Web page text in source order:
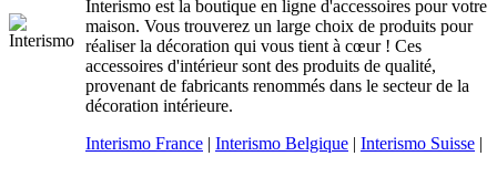
Interismo est la boutique en ligne d'accessoires pour votre
maison. Vous trouverez un large choix de produits pour
réaliser la décoration qui vous tient à cœur ! Ces
accessoires d'intérieur sont des produits de qualité,
provenant de fabricants renommés dans le secteur de la
décoration intérieure.
Interismo France | Interismo Belgique | Interismo Suisse |